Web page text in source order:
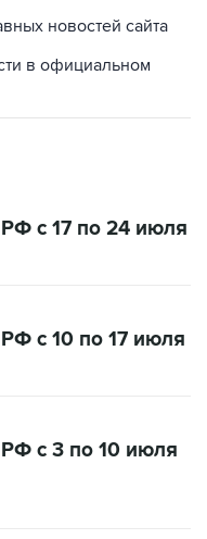
новостей сайта
в официальном
с 17 по 24 июля
с 10 по 17 июля
с 3 по 10 июля